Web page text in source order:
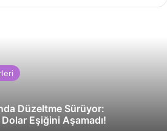
Düzeltme Sürüyor:
Eşiğini Aşamadı!